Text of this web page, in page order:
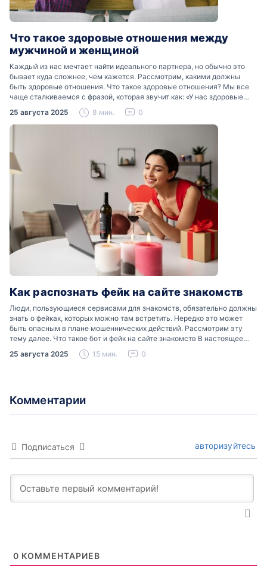
Что такое здоровые отношения между
мужчиной и женщиной
Каждый из нас мечтает найти идеального партнера, но обычно это
бывает куда сложнее, чем кажется. Рассмотрим, какими должны
быть здоровые отношения. Что такое здоровые отношения? Мы все
чаще сталкиваемся с фразой, которая звучит как: «У нас здоровые
отношения». Что именно подразумевается…
25 августа 2025 8 мин. 0
Как распознать фейк на сайте знакомств
Люди, пользующиеся сервисами для знакомств, обязательно должны
знать о фейках, которых можно там встретить. Нередко это может
быть опасным в плане мошеннических действий. Рассмотрим эту
тему далее. Что такое бот и фейк на сайте знакомств В настоящее
время можно встретить свою…
25 августа 2025 15 мин. 0
Комментарии
Подписаться авторизуйтесь
0 КОММЕНТАРИЕВ